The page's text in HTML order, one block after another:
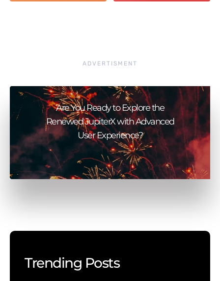
ADVERTISMENT
Are You Ready to Explore the
Renewed JupiterX with Advanced
User Experience?
Trending Posts